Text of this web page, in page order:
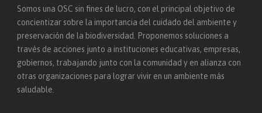
Somos una OSC sin fines de lucro, con el principal objetivo de
concientizar sobre la importancia del cuidado del ambiente y
preservación de la biodiversidad. Proponemos soluciones a
través de acciones junto a instituciones educativas, empresas,
gobiernos, trabajando junto con la comunidad y en alianza con
otras organizaciones para lograr vivir en un ambiente más
saludable.